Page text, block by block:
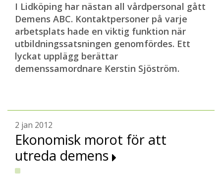
I Lidköping har nästan all vårdpersonal gått
Demens ABC. Kontaktpersoner på varje
arbetsplats hade en viktig funktion när
utbildningssatsningen genomfördes. Ett
lyckat upplägg berättar
demenssamordnare Kerstin Sjöström.
2 jan 2012
Ekonomisk morot för att
utreda demens